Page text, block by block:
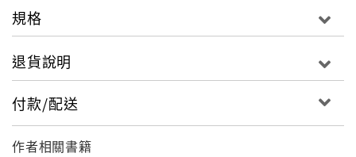
規格
退貨說明
付款/配送
作者相關書籍